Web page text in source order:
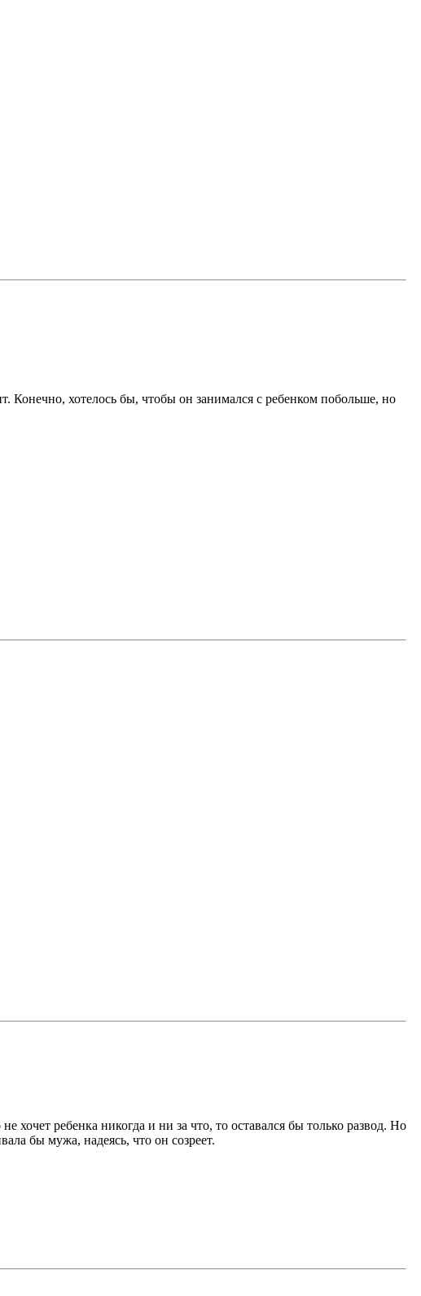
Конечно, хотелось бы, чтобы он занимался с ребенком побольше, но
хочет ребенка никогда и ни за что, то оставался бы только развод. Но
бы мужа, надеясь, что он созреет.